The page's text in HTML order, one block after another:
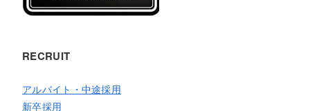
RECRUIT
アルバイト・中途採用
新卒採用